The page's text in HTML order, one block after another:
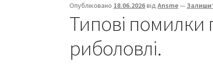
Опубліковано 18.06.2026відAnsme—
Типові помилки
риболовлі.